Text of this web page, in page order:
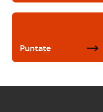
Puntate